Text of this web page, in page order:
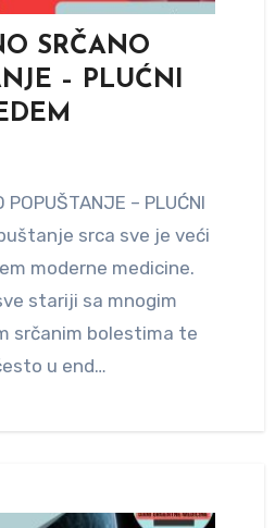
SRČANO
– PLUĆNI
srca sve je veći
moderne medicine.
stariji sa mnogim
srčanim bolestima te
u end…